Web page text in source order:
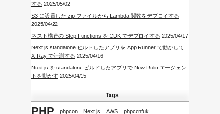
する 2025/05/02
S3 に設置した zip ファイルから Lambda 関数をデプロイする
2025/04/22
ネスト構造の Step Functions を CDK でデプロイする 2025/04/17
Next.js standalone ビルドしたアプリを App Runner で動かして
X-Ray で計測する 2025/04/16
Next.js を standalone ビルドしたアプリで New Relic エージェン
トを動かす 2025/04/15
Tags
PHP phpcon Next.js AWS phpconfuk